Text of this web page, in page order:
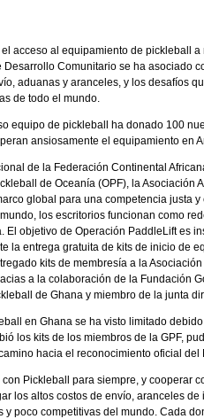
acceso al equipamiento de pickleball
Desarrollo Comunitario se ha asociado
aduanas y aranceles, y los desafíos
de todo el mundo.
equipo de pickleball ha donado 100
ansiosamente el equipamiento en
de la Federación Continental
de Oceanía (OPF), la Asociación
global para una competencia justa
los escritorios funcionan como
El objetivo de Operación PaddleLift es
la entrega gratuita de kits de inicio de
kits de membresía a la
a la colaboración de la Fundación
de Ghana y miembro de la junta
en Ghana se ha visto limitado
los kits de los miembros de la GPF,
hacia el reconocimiento oficial del
Pickleball para siempre, y cooperar
los altos costos de envío, aranceles
poco competitivas del mundo. Cada